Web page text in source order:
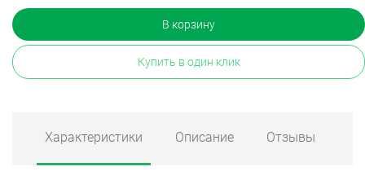
В корзину
Купить в один клик
Характеристики Описание Отзывы